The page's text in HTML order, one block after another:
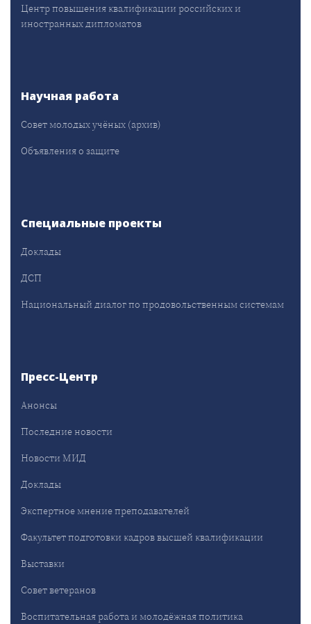
Центр повышения квалификации российских и
иностранных дипломатов
Научная работа
Совет молодых учёных (архив)
Объявления о защите
Специальные проекты
Доклады
ДСП
Национальный диалог по продовольственным системам
Пресс-Центр
Анонсы
Последние новости
Новости МИД
Доклады
Экспертное мнение преподавателей
Факультет подготовки кадров высшей квалификации
Выставки
Совет ветеранов
Воспитательная работа и молодёжная политика